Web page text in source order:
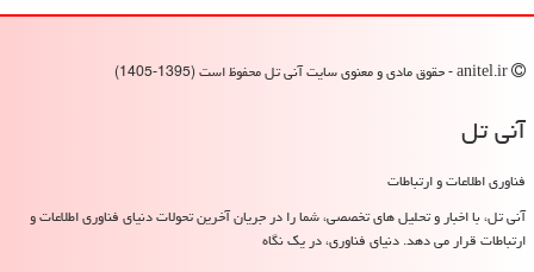
آنی تل
فناوری اطلاعات و ارتباطات
آنی تل، با اخبار و تحلیل های تخصصی، شما را در جریان آخرین تحولات دنیای فناوری اطلاعات و
ارتباطات قرار می دهد. دنیای فناوری، در یک نگاه